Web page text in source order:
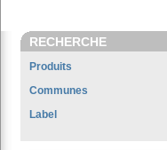
RECHERCHE
Produits
Communes
Label